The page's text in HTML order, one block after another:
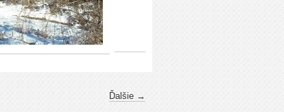
Ďalšie →